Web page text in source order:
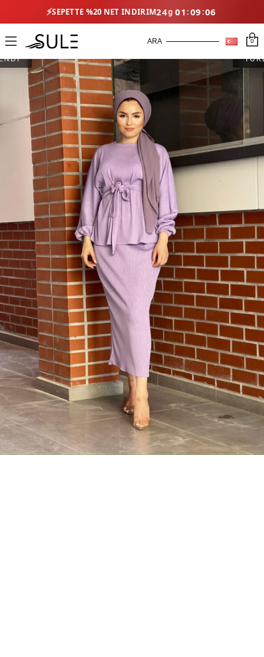
⚡SEPETTE %20 NET İNDIRIM24 01 09 06
0